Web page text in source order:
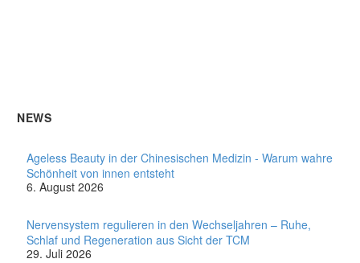
NEWS
Ageless Beauty in der Chinesischen Medizin - Warum wahre
Schönheit von innen entsteht
6. August 2026
Nervensystem regulieren in den Wechseljahren – Ruhe,
Schlaf und Regeneration aus Sicht der TCM
29. Juli 2026